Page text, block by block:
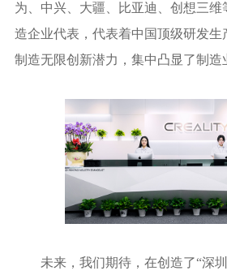
为、中兴、大疆、比亚迪、创想三维
造企业代表，代表着中国顶级研发生
制造无限创新潜力，集中凸显了制造
未来，我们期待，在创造了“深圳